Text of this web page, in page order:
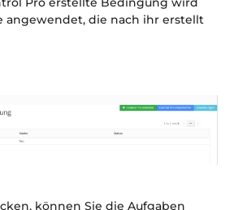
angewendet, die nach ihr erstellt
können Sie die Aufgaben